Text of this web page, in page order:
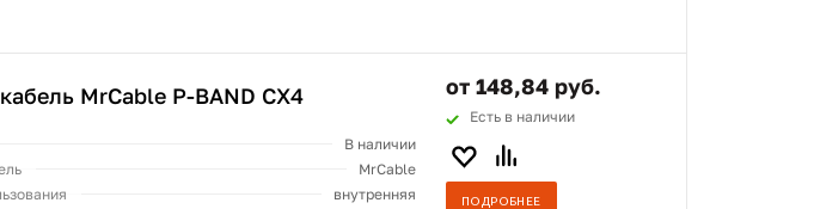
MrCable P-BAND CX4
В наличии
MrCable
внутренняя
от 148,84 руб.
Есть в наличии
ПОДРОБНЕЕ